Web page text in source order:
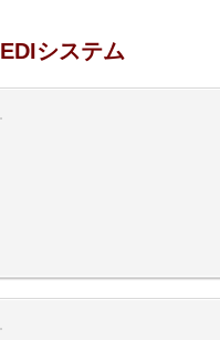
EDIシステム